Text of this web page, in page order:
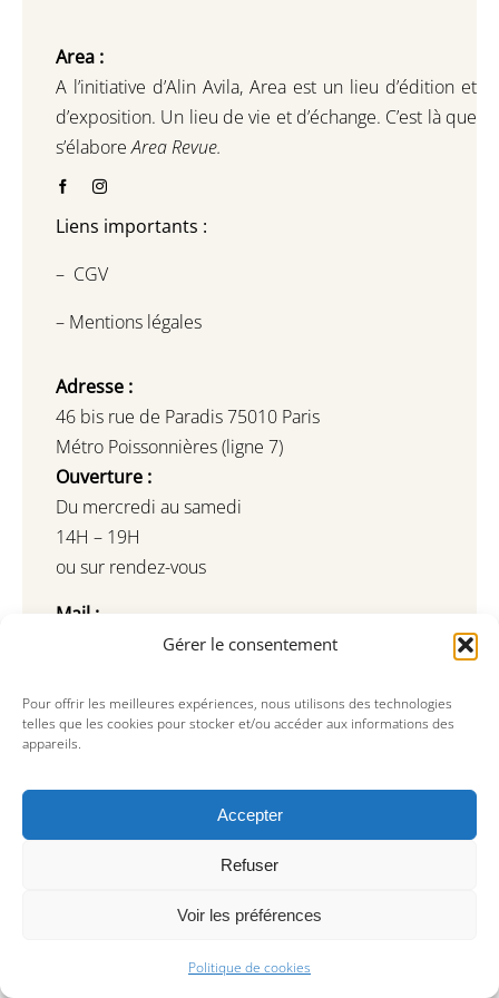
Gérer le consentement
Pour offrir les meilleures expériences, nous utilisons des technologies
telles que les cookies pour stocker et/ou accéder aux informations des
appareils.
Accepter
Refuser
Voir les préférences
Politique de cookies
Area :
A l’initiative d’Alin Avila, Area est un lieu d’édition et
d’exposition. Un lieu de vie et d’échange. C’est là que
s’élaboreArea Revue.
Liens importants :
– CGV
– Mentions légales
Adresse :
46 bis rue de Paradis 75010 Paris
Métro Poissonnières (ligne 7)
Ouverture :
Du mercredi au samedi
14H – 19H
ou sur rendez-vous
Mail :
galerie@areaparis.com
antique@areaparis.com
Tel : +33(0) 9 81 79 74 73
Restez informé de nos dernières actualités
Souscrire